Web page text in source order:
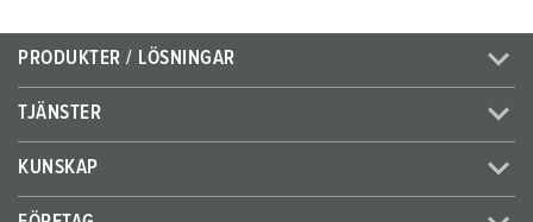
PRODUKTER / LÖSNINGAR
TJÄNSTER
KUNSKAP